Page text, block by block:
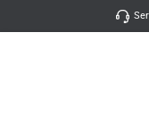
Zum Hauptinhalt springen